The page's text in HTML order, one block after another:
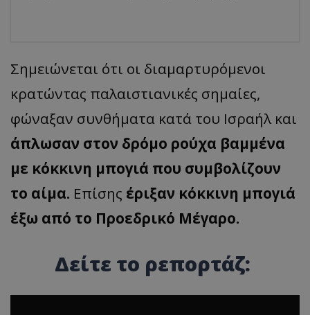
Σημειώνεται ότι οι διαμαρτυρόμενοι
κρατώντας παλαιστιανικές σημαίες,
φώναξαν συνθήματα κατά του Ισραήλ και
άπλωσαν στον δρόμο ρούχα βαμμένα
με κόκκινη μπογιά που συμβολίζουν
το αίμα. Επίσης έριξαν κόκκινη μπογιά
έξω από το Προεδρικό Μέγαρο.
Δείτε το ρεπορτάζ: